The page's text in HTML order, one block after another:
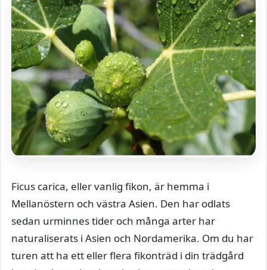
Ficus carica, eller vanlig fikon, är hemma i
Mellanöstern och västra Asien. Den har odlats
sedan urminnes tider och många arter har
naturaliserats i Asien och Nordamerika. Om du har
turen att ha ett eller flera fikonträd i din trädgård